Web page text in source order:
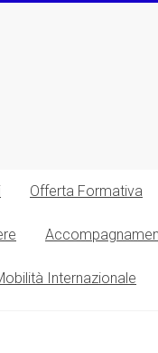
Offerta Formativa
Internazionale